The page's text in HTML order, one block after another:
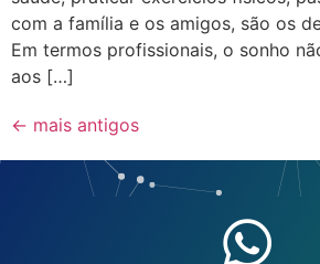
com a família e os amigos, são os
Em termos profissionais, o sonho
aos […]
← mais antigos